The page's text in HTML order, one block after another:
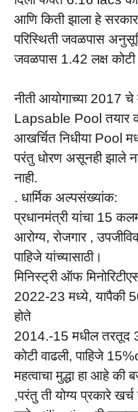
आणि किती झाला हे
परिस्थिती जवळपास
जवळपास 1.42 लक्ष कोटी
नीती आयोगाच्या 2017 चे
Lapsable Pool तयार
आखर्चित निधीया Pool
परंतु धोरण असूनही झाले
नाही.
. धार्मिक अल्पसंख्यांक:
प्रधानमंत्री यांचा 15
आरोग्य, रोजगार ,
पाहिजे यांच्यासाठी।
मिनिस्ट्री ऑफ
2022-23 मध्ये, यापैकी
होते
2014.-15 मधील तरतूद
कोटी वाढली, पाहिजे
महत्वाचा मुद्धा हा आहे
,परंतु ती योग्य प्रकारे